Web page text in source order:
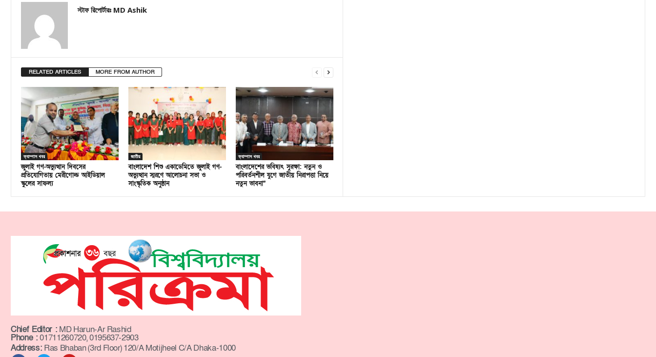
স্টাফ রিপোর্টারঃ MD Ashik
RELATED ARTICLES MORE FROM AUTHOR
ক্যাম্পাস খবর
জুলাই গণ-অভ্যুত্থান দিবসের
প্রতিযোগিতায় মেরীগোল্ড আইডিয়াল
স্কুলের সাফল্য
জাতীয়
বাংলাদেশ শিশু একাডেমিতে জুলাই গণ-
অভ্যুত্থান স্মরণে আলোচনা সভা ও
সাংস্কৃতিক অনুষ্ঠান
ক্যাম্পাস খবর
বাংলাদেশের ভবিষ্যৎ সুরক্ষা: নতুন ও
পরিবর্তনশীল যুগে জাতীয় নিরাপত্তা নিয়ে
নতুন ভাবনা”
Chief Editor : MD Harun-Ar Rashid
Phone :01711260720, 0195637-2903
Address: Ras Bhaban (3rd Floor) 120/A Motijheel C/A Dhaka-1000